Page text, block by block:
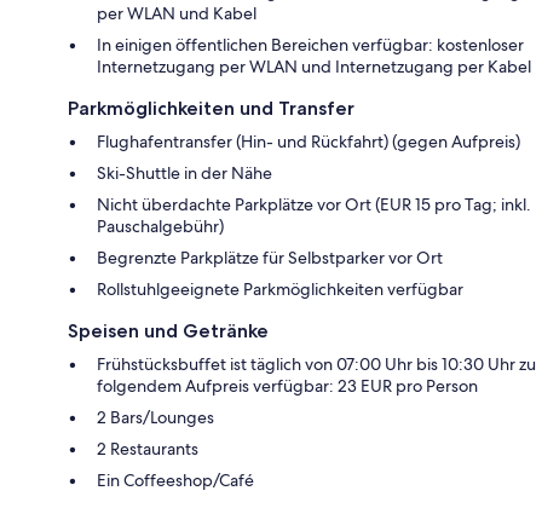
per WLAN und Kabel
In einigen öffentlichen Bereichen verfügbar: kostenloser
Internetzugang per WLAN und Internetzugang per Kabel
Parkmöglichkeiten und Transfer
Flughafentransfer (Hin- und Rückfahrt) (gegen Aufpreis)
Ski-Shuttle in der Nähe
Nicht überdachte Parkplätze vor Ort (EUR 15 pro Tag; inkl.
Pauschalgebühr)
Begrenzte Parkplätze für Selbstparker vor Ort
Rollstuhlgeeignete Parkmöglichkeiten verfügbar
Speisen und Getränke
Frühstücksbuffet ist täglich von 07:00 Uhr bis 10:30 Uhr zu
folgendem Aufpreis verfügbar: 23 EUR pro Person
2 Bars/Lounges
2 Restaurants
Ein Coffeeshop/Café